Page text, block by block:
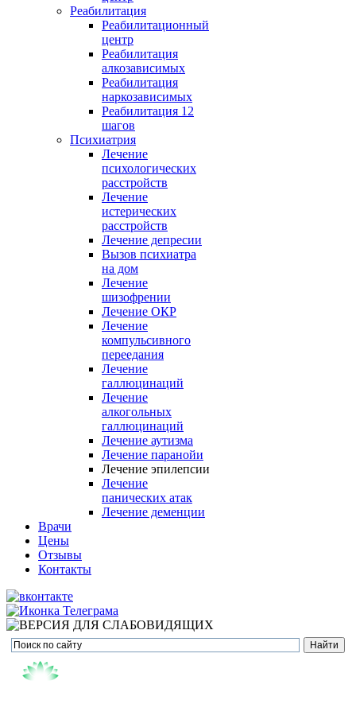
Реабилитация
Реабилитационный
центр
Реабилитация
алкозависимых
Реабилитация
наркозависимых
Реабилитация 12
шагов
Психиатрия
Лечение
психологических
расстройств
Лечение
истерических
расстройств
Лечение депресии
Вызов психиатра
на дом
Лечение
шизофрении
Лечение ОКР
Лечение
компульсивного
переедания
Лечение
галлюцинаций
Лечение
алкогольных
галлюцинаций
Лечение аутизма
Лечение паранойи
Лечение эпилепсии
Лечение
панических атак
Лечение деменции
Врачи
Цены
Отзывы
Контакты